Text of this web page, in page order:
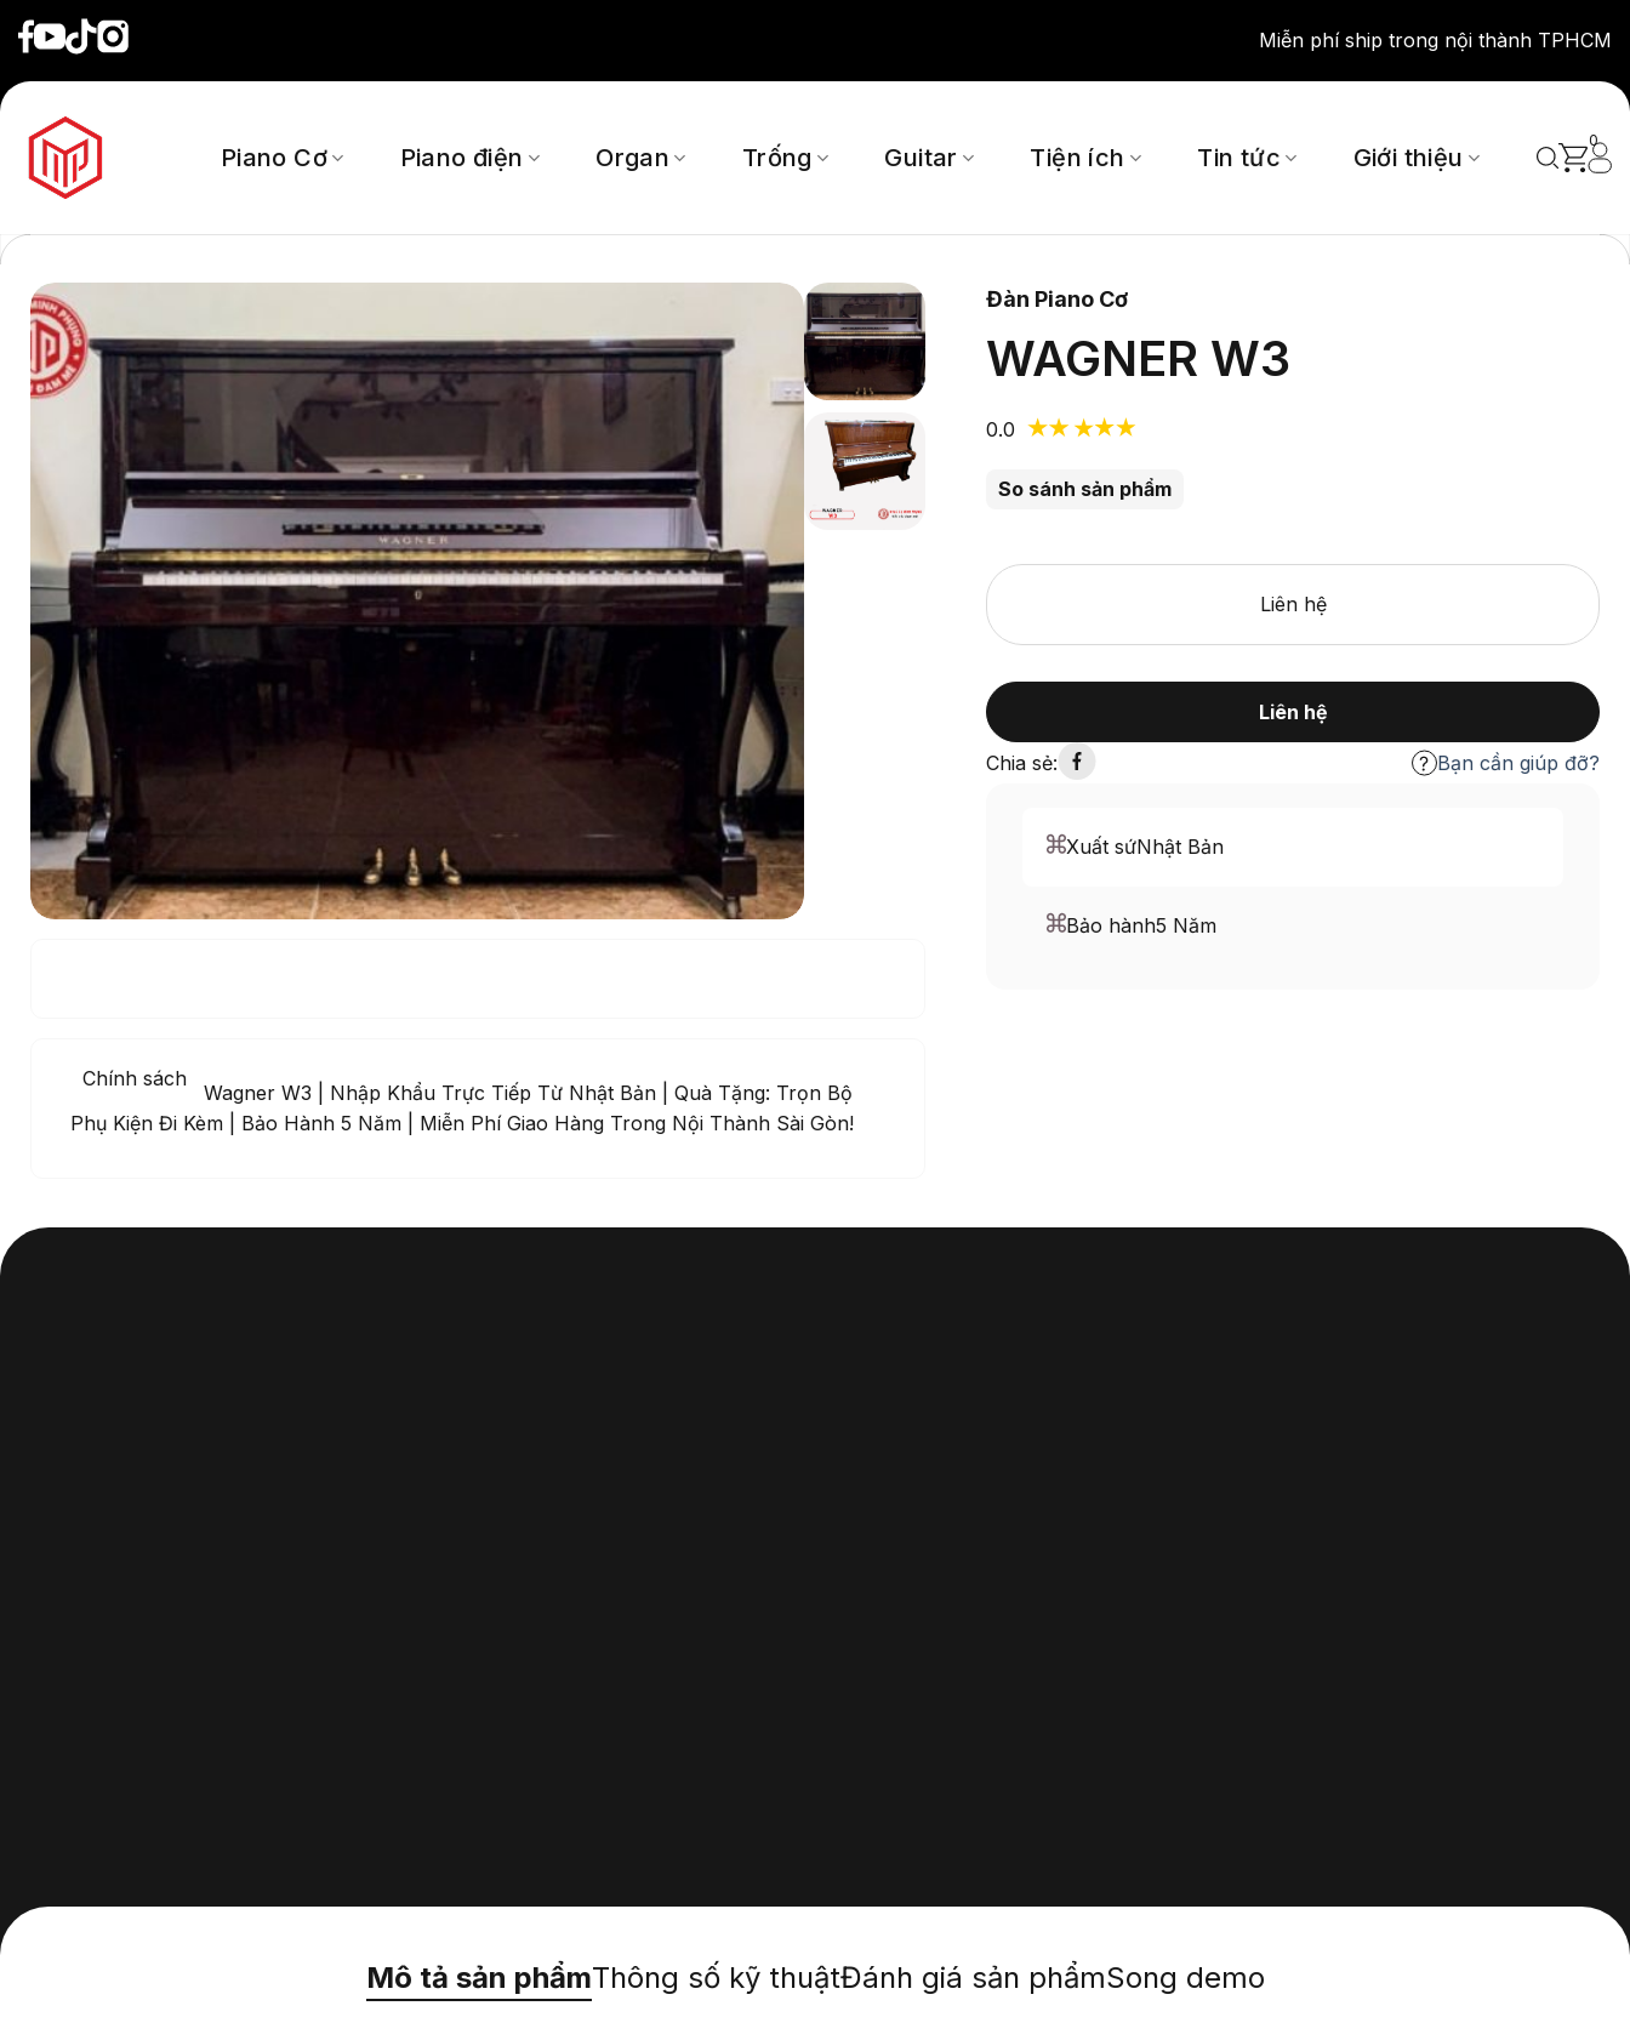
Skip
Miễn phí ship trong nội thành TPHCM
Piano Cơ Piano điện Organ Trống Guitar Tiện ích Tin tức Giới thiệu
0
Chính sách
Đàn Piano Cơ Wagner W3 | Nhập Khẩu Trực Tiếp Từ Nhật Bản | Quà Tặng: Trọn Bộ
Phụ Kiện Đi Kèm | Bảo Hành 5 Năm | Miễn Phí Giao Hàng Trong Nội Thành Sài Gòn!
Đàn Piano Cơ
WAGNER W3
0.0
So sánh sản phẩm
Liên hệ
Liên hệ
Chia sẻ: Bạn cần giúp đỡ?
Xuất sứNhật Bản
Bảo hành5 Năm
Mô tả sản phẩmThông số kỹ thuậtĐánh giá sản phẩmSong demo